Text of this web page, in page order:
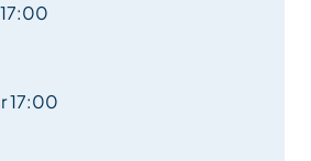
17:00